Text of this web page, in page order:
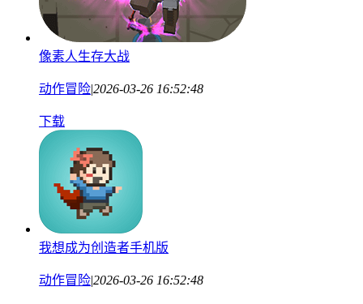
像素人生存大战
动作冒险|2026-03-26 16:52:48
下载
我想成为创造者手机版
动作冒险|2026-03-26 16:52:48